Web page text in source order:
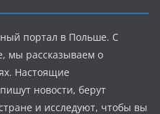
портал в Польше. С
мы рассказываем о
Настоящие
новости, берут
и исследуют, чтобы вы